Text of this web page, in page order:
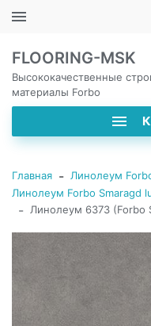
FLOORING-MSK
Высококачественные
материалы Forbo
Главная - Линолеум
Линолеум Forbo Smaragd
- Линолеум 6373 (Forbo